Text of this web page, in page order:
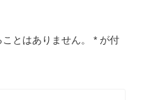
とはありません。 * が付